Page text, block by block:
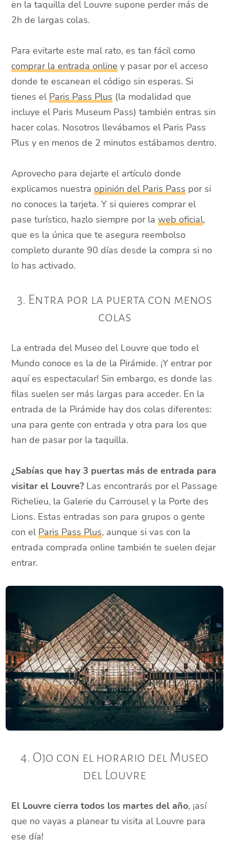
en la taquilla del Louvre supone perder más de
2h de largas colas.
Para evitarte este mal rato, es tan fácil como
comprar la entrada online y pasar por el acceso
donde te escanean el código sin esperas. Si
tienes el Paris Pass Plus (la modalidad que
incluye el Paris Museum Pass) también entras sin
hacer colas. Nosotros llevábamos el Paris Pass
Plus y en menos de 2 minutos estábamos dentro.
Aprovecho para dejarte el artículo donde
explicamos nuestraopinión del Paris Pass por si
no conoces la tarjeta. Y si quieres comprar el
pase turístico, hazlo siempre por laweb oficial,
que es la única que te asegura reembolso
completo durante 90 días desde la compra si no
lo has activado.
3. Entra por la puerta con menos
colas
La entrada del Museo del Louvre que todo el
Mundo conoce es la de la Pirámide. ¡Y entrar por
aquí es espectacular! Sin embargo, es donde las
filas suelen ser más largas para acceder. En la
entrada de la Pirámide hay dos colas diferentes:
una para gente con entrada y otra para los que
han de pasar por la taquilla.
¿Sabías que hay 3 puertas más de entrada para
visitar el Louvre? Las encontrarás por el Passage
Richelieu, la Galerie du Carrousel y la Porte des
Lions. Estas entradas son para grupos o gente
con el Paris Pass Plus, aunque si vas con la
entrada comprada online también te suelen dejar
entrar.
4. Ojo con el horario del Museo
del Louvre
El Louvre cierra todos los martes del año, ¡así
que no vayas a planear tu visita al Louvre para
ese día!